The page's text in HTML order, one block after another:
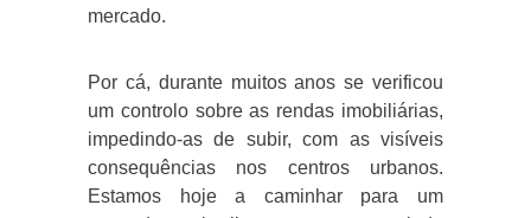
mercado.
Por cá, durante muitos anos se verificou
um controlo sobre as rendas imobiliárias,
impedindo-as de subir, com as visíveis
consequências nos centros urbanos.
Estamos hoje a caminhar para um